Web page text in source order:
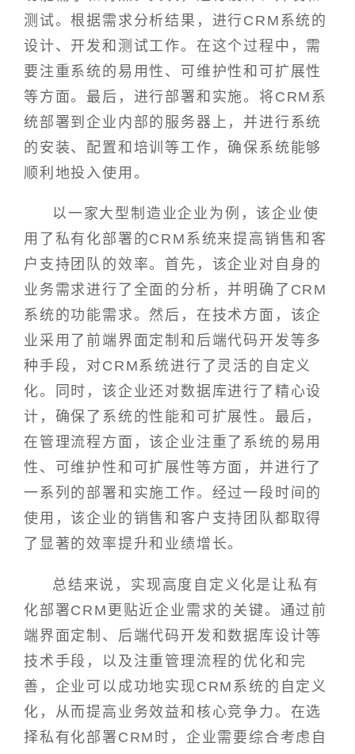
测试。根据需求分析结果，进行CRM系统的
设计、开发和测试工作。在这个过程中，需
要注重系统的易用性、可维护性和可扩展性
等方面。最后，进行部署和实施。将CRM系
统部署到企业内部的服务器上，并进行系统
的安装、配置和培训等工作，确保系统能够
顺利地投入使用。
以一家大型制造业企业为例，该企业使
用了私有化部署的CRM系统来提高销售和客
户支持团队的效率。首先，该企业对自身的
业务需求进行了全面的分析，并明确了CRM
系统的功能需求。然后，在技术方面，该企
业采用了前端界面定制和后端代码开发等多
种手段，对CRM系统进行了灵活的自定义
化。同时，该企业还对数据库进行了精心设
计，确保了系统的性能和可扩展性。最后，
在管理流程方面，该企业注重了系统的易用
性、可维护性和可扩展性等方面，并进行了
一系列的部署和实施工作。经过一段时间的
使用，该企业的销售和客户支持团队都取得
了显著的效率提升和业绩增长。
总结来说，实现高度自定义化是让私有
化部署CRM更贴近企业需求的关键。通过前
端界面定制、后端代码开发和数据库设计等
技术手段，以及注重管理流程的优化和完
善，企业可以成功地实现CRM系统的自定义
化，从而提高业务效益和核心竞争力。在选
择私有化部署CRM时，企业需要综合考虑自